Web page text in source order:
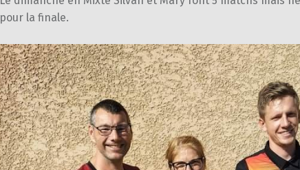
pour la finale.